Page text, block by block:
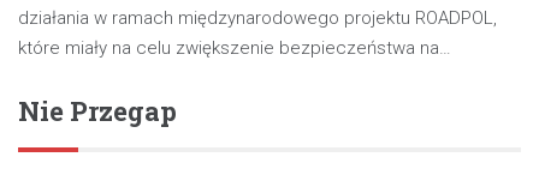
działania w ramach międzynarodowego projektu ROADPOL,
które miały na celu zwiększenie bezpieczeństwa na…
Nie Przegap